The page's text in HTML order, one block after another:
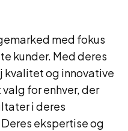
med fokus
kunder. Med deres
kvalitet og innovative
for enhver, der
i deres
ekspertise og